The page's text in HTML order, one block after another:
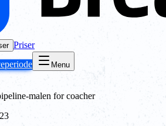
Priser
Menu
malen for coacher